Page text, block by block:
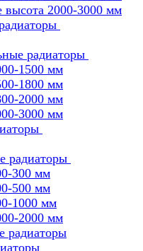
высота 2000-3000 мм
радиаторы
1500 мм
1800 мм
2000 мм
3000 мм
радиаторы
300 мм
500 мм
1000 мм
2000 мм
радиаторы